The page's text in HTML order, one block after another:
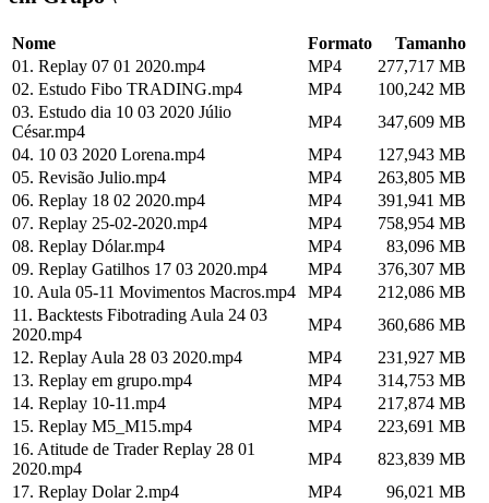
Nome Formato
Tamanho
01. Replay 07 01 2020.mp4
MP4
277,717 MB
02. Estudo Fibo TRADING.mp4
MP4
100,242 MB
03. Estudo dia 10 03 2020 Júlio
César.mp4
MP4
347,609 MB
04. 10 03 2020 Lorena.mp4
MP4
127,943 MB
05. Revisão Julio.mp4
MP4
263,805 MB
06. Replay 18 02 2020.mp4
MP4
391,941 MB
07. Replay 25-02-2020.mp4
MP4
758,954 MB
08. Replay Dólar.mp4
MP4
83,096 MB
09. Replay Gatilhos 17 03 2020.mp4
MP4
376,307 MB
10. Aula 05-11 Movimentos Macros.mp4
MP4
212,086 MB
11. Backtests Fibotrading Aula 24 03
2020.mp4
MP4
360,686 MB
12. Replay Aula 28 03 2020.mp4
MP4
231,927 MB
13. Replay em grupo.mp4
MP4
314,753 MB
14. Replay 10-11.mp4
MP4
217,874 MB
15. Replay M5_M15.mp4
MP4
223,691 MB
16. Atitude de Trader Replay 28 01
2020.mp4
MP4
823,839 MB
17. Replay Dolar 2.mp4
MP4
96,021 MB